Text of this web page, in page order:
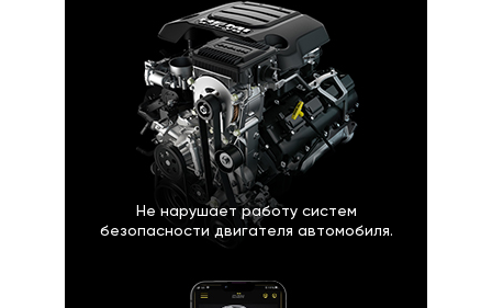
Не нарушает работу систем
безопасности двигателя автомобиля.